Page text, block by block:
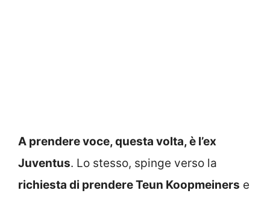
A prendere voce, questa volta, è l’ex
Juventus. Lo stesso, spinge verso la
richiesta di prendere Teun Koopmeiners e